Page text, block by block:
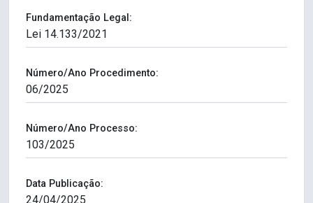
Fundamentação Legal:
Número/Ano Procedimento:
Número/Ano Processo:
Data Publicação: